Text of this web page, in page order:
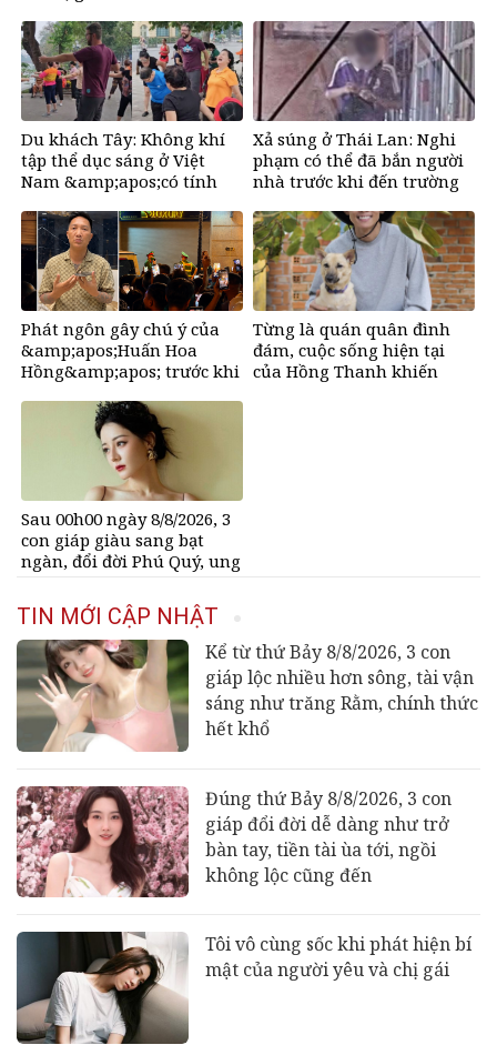
Du khách Tây: Không khí
tập thể dục sáng ở Việt
Nam &amp;apos;có tính
cao&amp;apos;
Xả súng ở Thái Lan: Nghi
phạm có thể đã bắn người
nhà trước khi đến trường
Phát ngôn gây chú ý của
&amp;apos;Huấn Hoa
Hồng&amp;apos; trước khi
Từng là quán quân đình
đám, cuộc sống hiện tại
của Hồng Thanh khiến
Sau 00h00 ngày 8/8/2026, 3
con giáp giàu sang bạt
ngàn, đổi đời Phú Quý, ung
càng hưng thịnh sung túc
TIN MỚI CẬP NHẬT
Kể từ thứ Bảy 8/8/2026, 3 con
giáp lộc nhiều hơn sông, tài vận
sáng như trăng Rằm, chính thức
hết khổ
Đúng thứ Bảy 8/8/2026, 3 con
giáp đổi đời dễ dàng như trở
bàn tay, tiền tài ùa tới, ngồi
không lộc cũng đến
Tôi vô cùng sốc khi phát hiện bí
mật của người yêu và chị gái